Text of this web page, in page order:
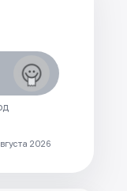
2026